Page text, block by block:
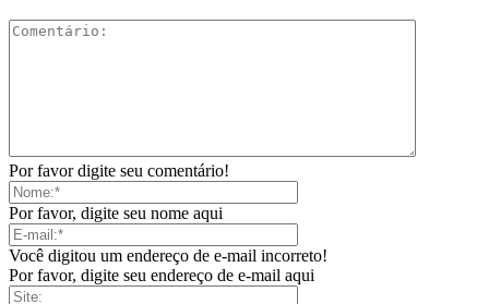
Por favor digite seu comentário!
Por favor, digite seu nome aqui
Você digitou um endereço de e-mail incorreto!
Por favor, digite seu endereço de e-mail aqui